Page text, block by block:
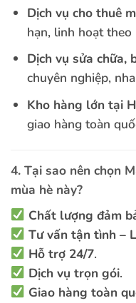
Dịch vụ cho thuê
hạn, linh hoạt theo
Dịch vụ sửa chữa,
chuyên nghiệp,
Kho hàng lớn tại
giao hàng toàn
4. Tại sao nên chọn
mùa hè này?
Chất lượng đảm
Tư vấn tận tình –
Hỗ trợ 24/7.
Dịch vụ trọn gói.
Giao hàng toàn